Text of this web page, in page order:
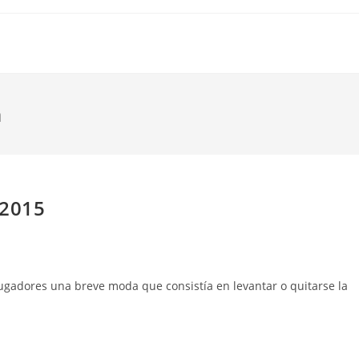
una breve moda que consistía en levantar o quitarse la